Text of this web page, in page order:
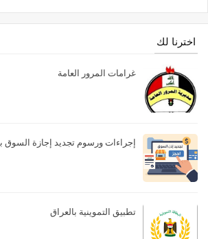
اخترنا لك
غرامات المرور العامة
إجراءات ورسوم تجديد إجازة السوق
تطبيق التموينية بالعراق